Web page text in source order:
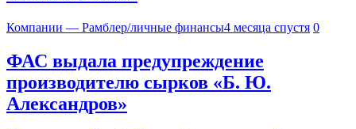
Компании — Рамблер/личные финансы4 месяца спустя 0
ФАС выдала предупреждение
производителю сырков «Б. Ю.
Александров»